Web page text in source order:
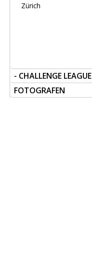
Zürich
- CHALLENGE LEAGUE
FOTOGRAFEN